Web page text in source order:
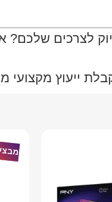
לצרכים שלכם?
ייעוץ מקצועי